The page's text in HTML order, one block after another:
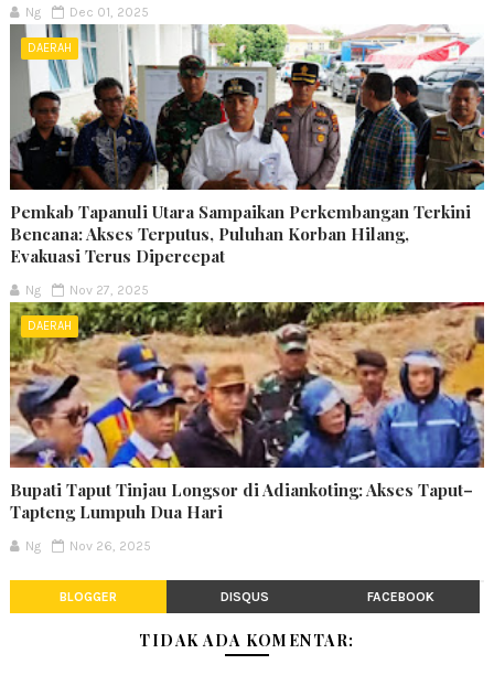
Ng Dec 01, 2025
DAERAH
Pemkab Tapanuli Utara Sampaikan Perkembangan Terkini
Bencana: Akses Terputus, Puluhan Korban Hilang,
Evakuasi Terus Dipercepat
Ng Nov 27, 2025
DAERAH
Bupati Taput Tinjau Longsor di Adiankoting: Akses Taput–
Tapteng Lumpuh Dua Hari
Ng Nov 26, 2025
BLOGGER DISQUS FACEBOOK
TIDAK ADA KOMENTAR: